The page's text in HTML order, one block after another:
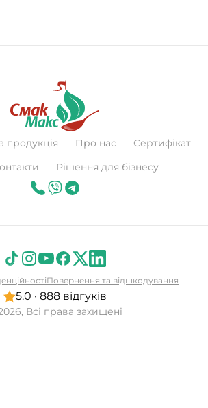
продукція Про нас
Сертифікат
Рішення для бізнесу
Всі права захищені
5.0 · 888 відгуків
Повернення та відшкодування